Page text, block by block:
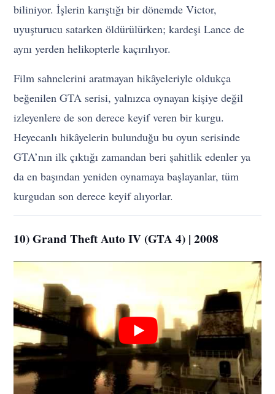
biliniyor. İşlerin karıştığı bir dönemde Victor,
uyuşturucu satarken öldürülürken; kardeşi Lance de
aynı yerden helikopterle kaçırılıyor.
Film sahnelerini aratmayan hikâyeleriyle oldukça
beğenilen GTA serisi, yalnızca oynayan kişiye değil
izleyenlere de son derece keyif veren bir kurgu.
Heyecanlı hikâyelerin bulunduğu bu oyun serisinde
GTA’nın ilk çıktığı zamandan beri şahitlik edenler ya
da en başından yeniden oynamaya başlayanlar, tüm
kurgudan son derece keyif alıyorlar.
10) Grand Theft Auto IV (GTA 4) | 2008